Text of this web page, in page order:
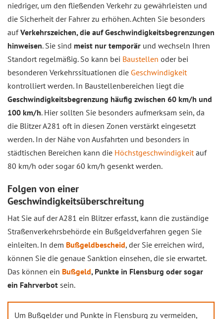
niedriger, um den fließenden Verkehr zu gewährleisten und
die Sicherheit der Fahrer zu erhöhen. Achten Sie besonders
aufVerkehrszeichen, die auf Geschwindigkeitsbegrenzungen
hinweisen. Sie sind meist nur temporär und wechseln Ihren
Standort regelmäßig. So kann bei Baustellen oder bei
besonderen Verkehrssituationen die Geschwindigkeit
kontrolliert werden. In Baustellenbereichen liegt die
Geschwindigkeitsbegrenzung häufig zwischen 60 km/h und
100 km/h. Hier sollten Sie besonders aufmerksam sein, da
die Blitzer A281 oft in diesen Zonen verstärkt eingesetzt
werden. In der Nähe von Ausfahrten und besonders in
städtischen Bereichen kann die Höchstgeschwindigkeitauf
80 km/h oder sogar 60 km/h gesenkt werden.
Folgen von einer
Geschwindigkeitsüberschreitung
Hat Sie auf der A281 ein Blitzer erfasst, kann die zuständige
Straßenverkehrsbehörde ein Bußgeldverfahren gegen Sie
einleiten. In dem Bußgeldbescheid, der Sie erreichen wird,
können Sie die genaue Sanktion einsehen, die sie erwartet.
Das können ein Bußgeld, Punkte in Flensburg oder sogar
ein Fahrverbot sein.
Um Bußgelder und Punkte in Flensburg zu vermeiden,